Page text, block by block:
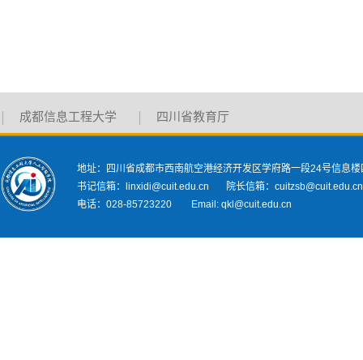
成都信息工程大学 四川省教育厅
地址：四川省成都市西南航空港经济开发区学府路一段24号信息楼
书记信箱：linxidi@cuit.edu.cn 院长信箱：cuitzsb@cuit.edu.cn
电话：028-85723220 Email: qkl@cuit.edu.cn